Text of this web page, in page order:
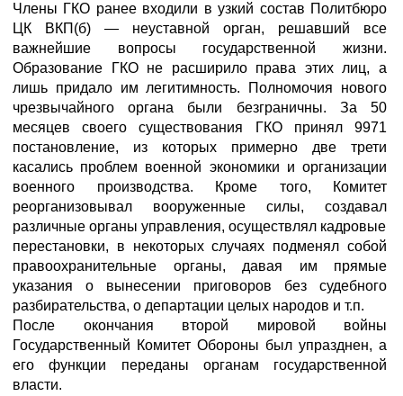
Члены ГКО ранее входили в узкий состав Политбюро
ЦК ВКП(б) — неуставной орган, решавший все
важнейшие вопросы государственной жизни.
Образование ГКО не расширило права этих лиц, а
лишь придало им легитимность. Полномочия нового
чрезвычайного органа были безграничны. За 50
месяцев своего существования ГКО принял 9971
постановление, из которых примерно две трети
касались проблем военной экономики и организации
военного производства. Кроме того, Комитет
реорганизовывал вооруженные силы, создавал
различные органы управления, осуществлял кадровые
перестановки, в некоторых случаях подменял собой
правоохранительные органы, давая им прямые
указания о вынесении приговоров без судебного
разбирательства, о департации целых народов и т.п.
После окончания второй мировой войны
Государственный Комитет Обороны был упразднен, а
его функции переданы органам государственной
власти.